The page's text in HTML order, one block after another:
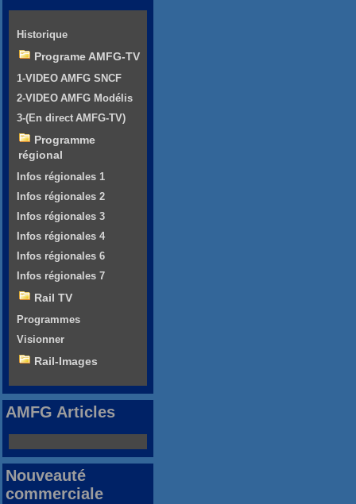
Historique
Programe AMFG-TV
1-VIDEO AMFG SNCF
2-VIDEO AMFG Modélis
3-(En direct AMFG-TV)
Programme
régional
Infos régionales 1
Infos régionales 2
Infos régionales 3
Infos régionales 4
Infos régionales 6
Infos régionales 7
Rail TV
Programmes
Visionner
Rail-Images
AMFG Articles
Nouveauté
commerciale